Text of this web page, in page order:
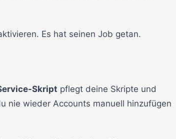
Es hat seinen Job getan.
Skript pflegt deine Skripte und
nie wieder Accounts manuell hinzufügen